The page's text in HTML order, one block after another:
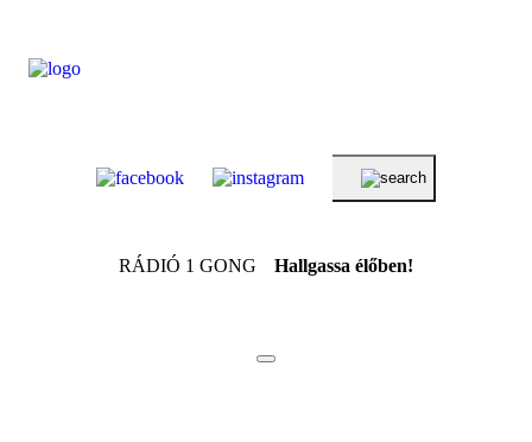
RÁDIÓ 1 GONG Hallgassa élőben!